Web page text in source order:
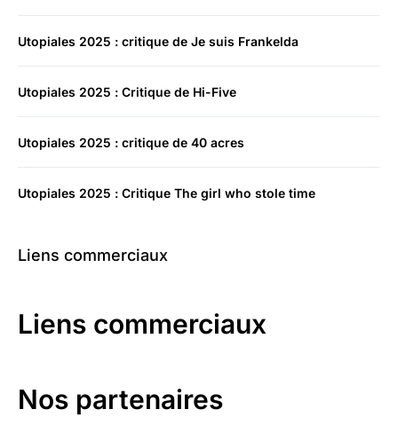
Utopiales 2025 : critique de Je suis Frankelda
Utopiales 2025 : Critique de Hi-Five
Utopiales 2025 : critique de 40 acres
Utopiales 2025 : Critique The girl who stole time
Liens commerciaux
Liens commerciaux
Nos partenaires